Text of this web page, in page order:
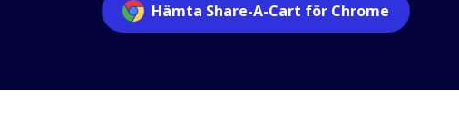
Hämta Share-A-Cart för Chrome